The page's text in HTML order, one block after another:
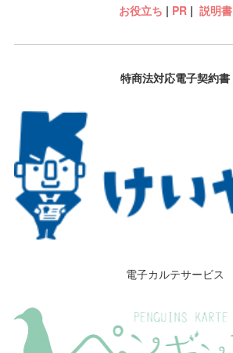
お役立ち | PR| 説明書
特商法対応電子契約書
電子カルテサービス